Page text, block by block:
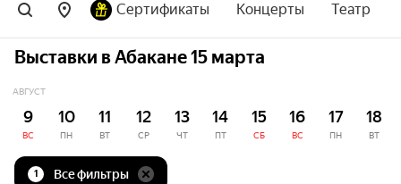
Сертификаты Концерты Театр
Выставки в Абакане 15 марта
АВГУСТ
9
ВС
10
ПН
11
ВТ
12
СР
13
ЧТ
14
ПТ
15
СБ
16
ВС
17
ПН
18
ВТ
1 Все фильтры